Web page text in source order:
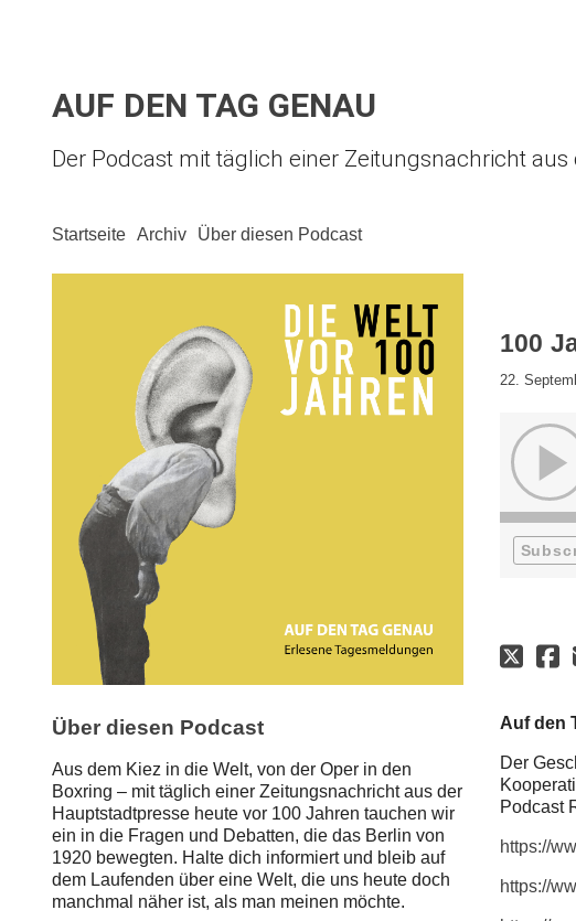
AUF DEN TAG GENAU
Der Podcast mit täglich einer Zeitungsnachricht
Startseite Archiv Über diesen Podcast
Über diesen Podcast
Aus dem Kiez in die Welt, von der Oper in den
Boxring – mit täglich einer Zeitungsnachricht aus der
Hauptstadtpresse heute vor 100 Jahren tauchen wir
ein in die Fragen und Debatten, die das Berlin von
1920 bewegten. Halte dich informiert und bleib auf
dem Laufenden über eine Welt, die uns heute doch
manchmal näher ist, als man meinen möchte.
100
22.
Auf den
Der
Podcast
https://
https://